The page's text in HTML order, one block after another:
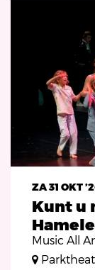
Kunt u
Music All
ZA 31 OKT